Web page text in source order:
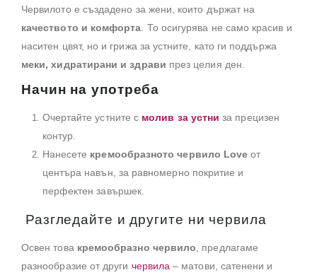
Червилото е създадено за жени, които държат на
качеството и комфорта. То осигурява не само красив и
наситен цвят, но и грижа за устните, като ги поддържа
меки, хидратирани и здрави през целия ден.
Начин на употреба
Очертайте устните с молив за устни за прецизен
контур.
Нанесете кремообразното червило Love от
центъра навън, за равномерно покритие и
перфектен завършек.
Разгледайте и другите ни червила
Освен това кремообразно червило , предлагаме
разнообразие от други червила – матови, сатенени и